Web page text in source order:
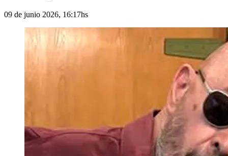
09 de junio 2026, 16:17hs